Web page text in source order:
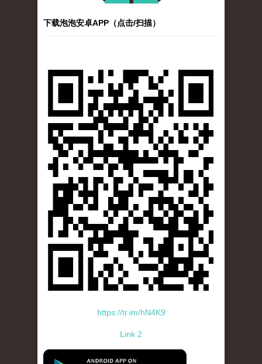
下载泡泡安卓APP（点击/扫描）
https://tr.im/hN4K9
Link 2
standard-icon-googleplay-app-store.png